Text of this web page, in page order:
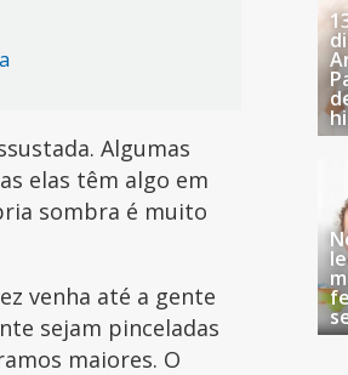
Algumas
elas têm algo em
sombra é muito
venha até a gente
sejam pinceladas
maiores. O